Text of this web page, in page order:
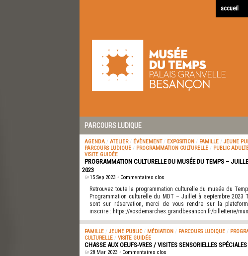
accueil
PARCOURS LUDIQUE
AGENDA / ATELIER/ ÉVÈNEMENT/ EXPOSITION / FAMILLE / JEUNE
PARCOURS LUDIQUE / PROGRAMMATION CULTURELLE / PUBLIC
VISITE GUIDÉE
PROGRAMMATION CULTURELLE DU MUSÉE DU TEMPS –
2023
le15 Sep 2023 • Commentaires clos
Retrouvez toute la programmation culturelle du musée du
Programmation culturelle du MDT – Juillet à septembre 2023
sont sur réservation, merci de vous rendre sur la
inscrire : https://vosdemarches.grandbesancon.fr/billetterie/
FAMILLE / JEUNE PUBLIC/ MÉDIATION / PARCOURS LUDIQUE /
CULTURELLE / VISITE GUIDÉE
CHASSE AUX OEUFS-VRES / VISITES SENSORIELLES
le 28 Mar 2023 • Commentaires clos